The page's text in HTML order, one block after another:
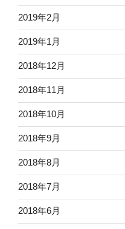
2019年2月
2019年1月
2018年12月
2018年11月
2018年10月
2018年9月
2018年8月
2018年7月
2018年6月